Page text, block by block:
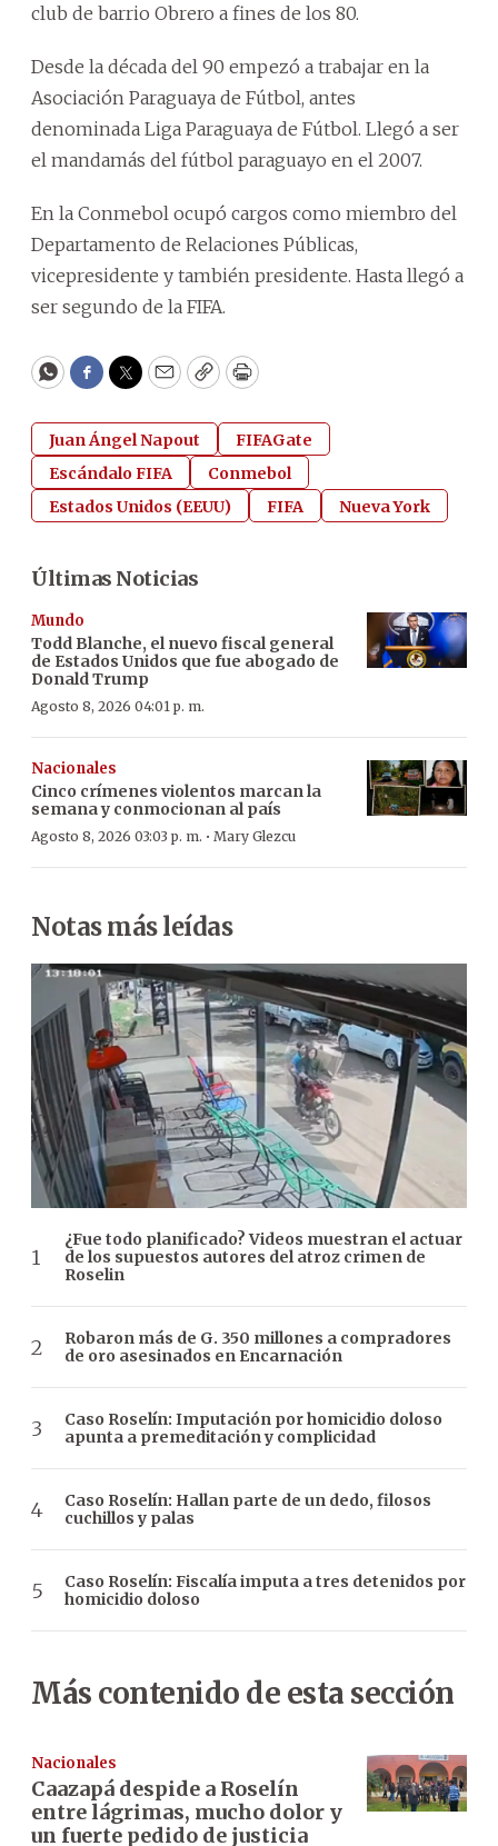
club de barrio Obrero a fines de los 80.
Desde la década del 90 empezó a trabajar en la
Asociación Paraguaya de Fútbol, antes
denominada Liga Paraguaya de Fútbol. Llegó a ser
el mandamás del fútbol paraguayo en el 2007.
En la Conmebol ocupó cargos como miembro del
Departamento de Relaciones Públicas,
vicepresidente y también presidente. Hasta llegó a
ser segundo de la FIFA.
WhatsApp
Facebook
Twitter
EmailCopyPrint
Juan Ángel Napout
FIFAGate
Escándalo FIFA
Conmebol
Estados Unidos (EEUU)
FIFA Nueva York
Últimas Noticias
Mundo
Todd Blanche, el nuevo fiscal general
de Estados Unidos que fue abogado de
Donald Trump
Agosto 8, 2026 04:01 p. m.
Nacionales
Cinco crímenes violentos marcan la
semana y conmocionan al país
Agosto 8, 2026 03:03 p. m. · Mary Glezcu
Notas más leídas
¿Fue todo planificado? Videos muestran el actuar
de los supuestos autores del atroz crimen de
Roselin
Robaron más de G. 350 millones a compradores
de oro asesinados en Encarnación
Caso Roselín: Imputación por homicidio doloso
apunta a premeditación y complicidad
Caso Roselín: Hallan parte de un dedo, filosos
cuchillos y palas
Caso Roselín: Fiscalía imputa a tres detenidos por
homicidio doloso
Más contenido de esta sección
Nacionales
Caazapá despide a Roselín
entre lágrimas, mucho dolor y
un fuerte pedido de justicia